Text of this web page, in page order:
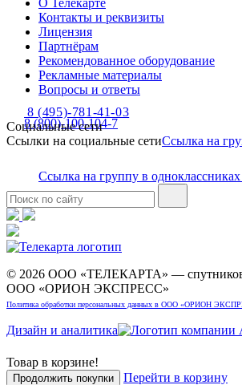
Контакты и реквизиты
Лицензия
Партнёрам
Рекомендованное оборудование
Рекламные материалы
Вопросы и ответы
8 (800)-100-104-7
8 (495)-781-41-03
Социальные сети
Ссылки на социальные сетиСсылка на
Ссылка на группу в одноклассниках
© 2026 ООО «ТЕЛЕКАРТА» —
ООО «ОРИОН ЭКСПРЕСС»
Политика обработки персональных данных в ООО «ОРИОН
Дизайн и аналитика
Товар в корзине!
Продолжить покупки
Перейти в корзину